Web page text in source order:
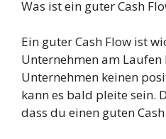
Was ist ein guter Cash
Ein guter Cash Flow ist
Unternehmen am Laufen
Unternehmen keinen
kann es bald pleite sein.
dass du einen guten